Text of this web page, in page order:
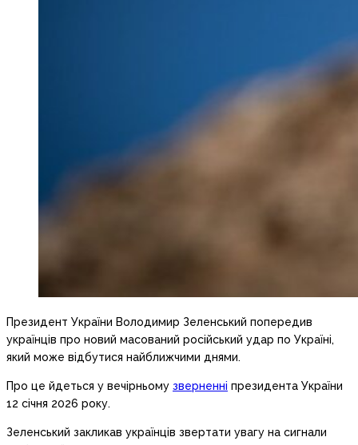
Президент України Володимир Зеленський попередив
українців про новий масований російський удар по Україні,
який може відбутися найближчими днями.
Про це йдеться у вечірньому зверненні президента України
12 січня 2026 року.
Зеленський закликав українців звертати увагу на сигнали